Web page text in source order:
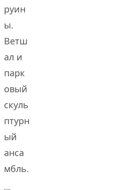
руин
ы.
Ветш
ал и
парк
овый
скуль
птурн
ый
анса
мбль.